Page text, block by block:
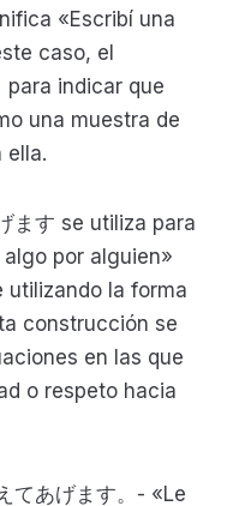
«Escribí una
caso, el
para indicar que
una muestra de
ella.
ます se utiliza para
por alguien»
utilizando la forma
construcción se
en las que
o respeto hacia
てあげます。- «Le